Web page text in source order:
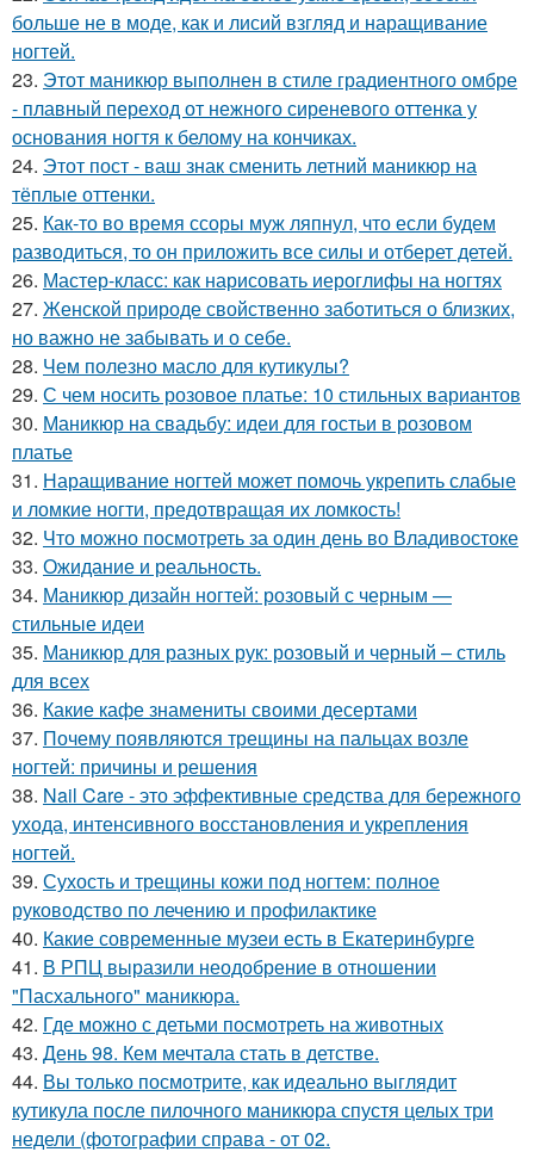
больше не в моде, как и лисий взгляд и наращивание
ногтей.
23. Этот маникюр выполнен в стиле градиентного омбре
- плавный переход от нежного сиреневого оттенка у
основания ногтя к белому на кончиках.
24. Этот пост - ваш знак сменить летний маникюр на
тёплые оттенки.
25. Как-то во время ссоры муж ляпнул, что если будем
разводиться, то он приложить все силы и отберет детей.
26. Мастер-класс: как нарисовать иероглифы на ногтях
27. Женской природе свойственно заботиться о близких,
но важно не забывать и о себе.
28. Чем полезно масло для кутикулы?
29. С чем носить розовое платье: 10 стильных вариантов
30. Маникюр на свадьбу: идеи для гостьи в розовом
платье
31. Наращивание ногтей может помочь укрепить слабые
и ломкие ногти, предотвращая их ломкость!
32. Что можно посмотреть за один день во Владивостоке
33. Ожидание и реальность.
34. Маникюр дизайн ногтей: розовый с черным —
стильные идеи
35. Маникюр для разных рук: розовый и черный – стиль
для всех
36. Какие кафе знамениты своими десертами
37. Почему появляются трещины на пальцах возле
ногтей: причины и решения
38. Nail Care - это эффективные средства для бережного
ухода, интенсивного восстановления и укрепления
ногтей.
39. Сухость и трещины кожи под ногтем: полное
руководство по лечению и профилактике
40. Какие современные музеи есть в Екатеринбурге
41. В РПЦ выразили неодобрение в отношении
"Пасхального" маникюра.
42. Где можно с детьми посмотреть на животных
43. День 98. Кем мечтала стать в детстве.
44. Вы только посмотрите, как идеально выглядит
кутикула после пилочного маникюра спустя целых три
недели (фотографии справа - от 02.